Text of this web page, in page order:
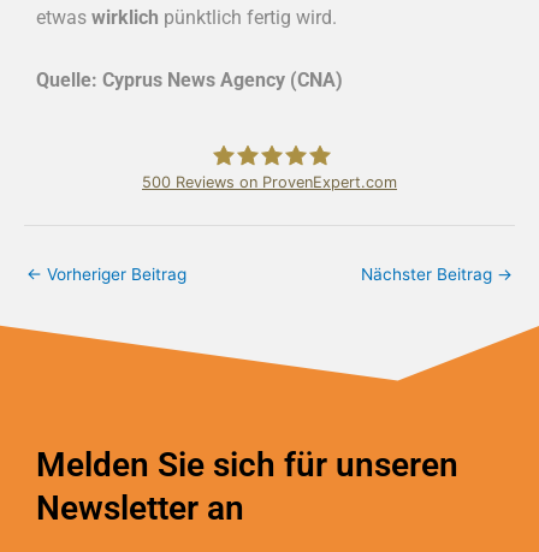
etwas wirklich pünktlich fertig wird.
Quelle: Cyprus News Agency (CNA)
500 Reviews on ProvenExpert.com
← Vorheriger Beitrag Nächster Beitrag →
Melden Sie sich für unseren
Newsletter an